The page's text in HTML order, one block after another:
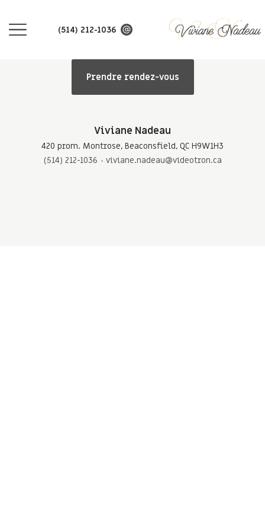
(514) 212-1036
Prendre rendez-vous
Viviane Nadeau
420 prom. Montrose, Beaconsfield, QC H9W1H3
(514) 212-1036
viviane.nadeau@videotron.ca